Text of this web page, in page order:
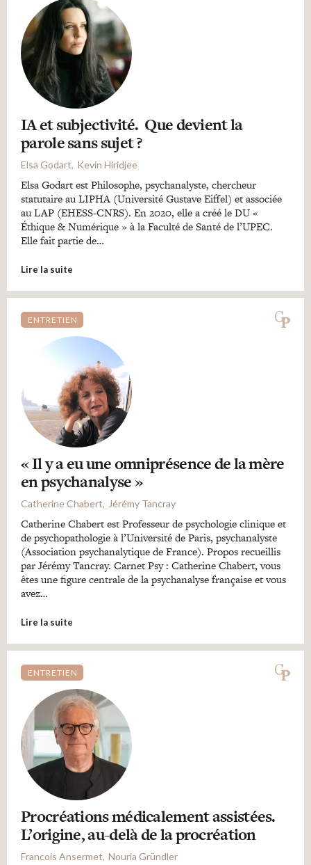
IA et subjectivité. Que devient la
parole sans sujet ?
Elsa Godart Kevin Hiridjee
Elsa Godart est Philosophe, psychanalyste, chercheur
statutaire au LIPHA (Université Gustave Eiffel) et associée
au LAP (EHESS-CNRS). En 2020, elle a créé le DU «
Éthique & Numérique » à la Faculté de Santé de l’UPEC.
Elle fait partie de…
Lire la suite
ENTRETIEN
« Il y a eu une omniprésence de la mère
en psychanalyse »
Catherine Chabert Jérémy Tancray
Catherine Chabert est Professeur de psychologie clinique et
de psychopathologie à l’Université de Paris, psychanalyste
(Association psychanalytique de France). Propos recueillis
par Jérémy Tancray. Carnet Psy : Catherine Chabert, vous
êtes une figure centrale de la psychanalyse française et vous
avez…
Lire la suite
ENTRETIEN
Procréations médicalement assistées.
L’origine, au-delà de la procréation
Francois Ansermet Nouria Gründler